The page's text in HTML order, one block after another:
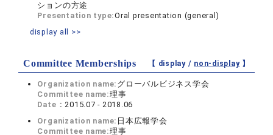
ションの方途
Presentation type:Oral presentation (general)
display all >>
Committee Memberships 【 display / non-display】
Organization name: グローバルビジネス学会
Committee name:理事
Date：2015.07 - 2018.06
Organization name: 日本広報学会
Committee name:理事